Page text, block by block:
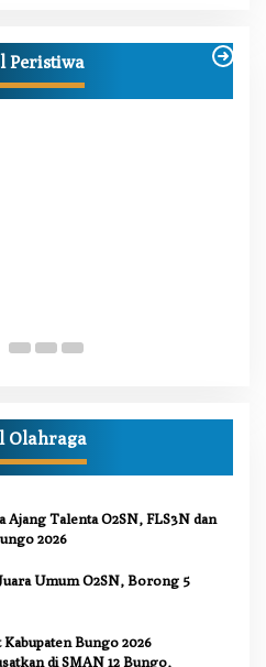
Peristiwa
Kiprah Politik dari
Peristiwa, Politik
Olahraga
Ajang Talenta O2SN, FLS3N dan
2026
Umum O2SN, Borong 5
Bungo 2026
di SMAN 12 Bungo,